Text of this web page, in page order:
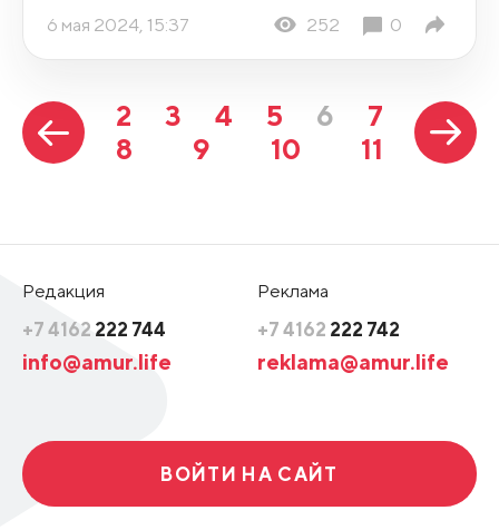
6 мая 2024, 15:37 252 0
2 3 4 5 6
7
8
9 10 11
Редакция
+7 4162 222 744
info@amur.life
Реклама
+7 4162 222 742
reklama@amur.life
ВОЙТИ НА САЙТ